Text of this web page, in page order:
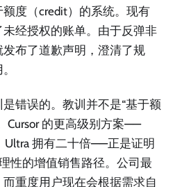
度（credit）的系统。现有
经授权的账单。由于反弹非
布了道歉声明，澄清了规
错误的。教训并不是“基于额
Cursor 的更高级别方案——
Ultra 拥有二十倍——正是证明
性的增值销售路径。公司最
重度用户现在会根据需求自